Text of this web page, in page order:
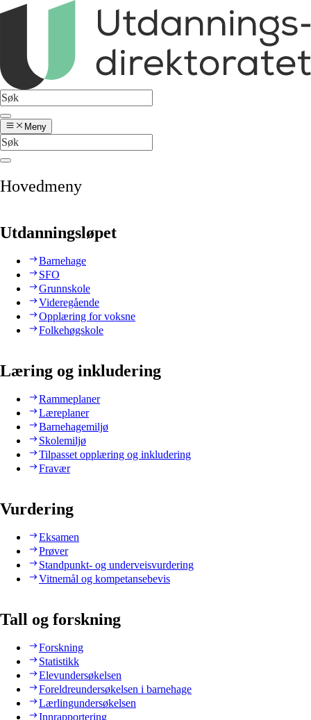
Meny
Hovedmeny
Utdanningsløpet
Barnehage
SFO
Grunnskole
Videregående
Opplæring for voksne
Folkehøgskole
Læring og inkludering
Rammeplaner
Læreplaner
Barnehagemiljø
Skolemiljø
Tilpasset opplæring og inkludering
Fravær
Vurdering
Eksamen
Prøver
Standpunkt- og underveisvurdering
Vitnemål og kompetansebevis
Tall og forskning
Forskning
Statistikk
Elevundersøkelsen
Foreldreundersøkelsen i barnehage
Lærlingundersøkelsen
Innrapportering